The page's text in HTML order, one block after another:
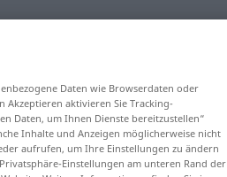
Daten wie Browserdaten oder
aktivieren Sie Tracking-
Daten, um Ihnen Dienste bereitzustellen“
Inhalte und Anzeigen möglicherweise nicht
aufrufen, um Ihre Einstellungen zu ändern
Einstellungen am unteren Rand der